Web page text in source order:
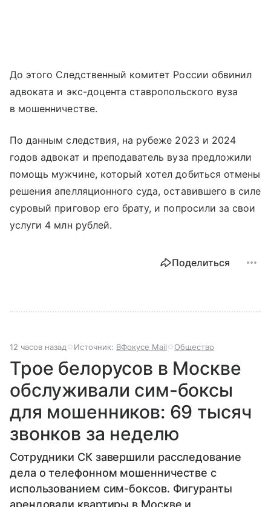
До этого Следственный комитет России обвинил
адвоката и экс-доцента ставропольского вуза
в мошенничестве.
По данным следствия, на рубеже 2023 и 2024
годов адвокат и преподаватель вуза предложили
помощь мужчине, который хотел добиться отмены
решения апелляционного суда, оставившего в силе
суровый приговор его брату, и попросили за свои
услуги 4 млн рублей.
Поделиться
12 часов назад Источник: ВФокусе Mail Общество
Трое белорусов в Москве
обслуживали сим-боксы
для мошенников: 69 тысяч
звонков за неделю
Сотрудники СК завершили расследование
дела о телефонном мошенничестве с
использованием сим-боксов. Фигуранты
арендовали квартиры в Москве и